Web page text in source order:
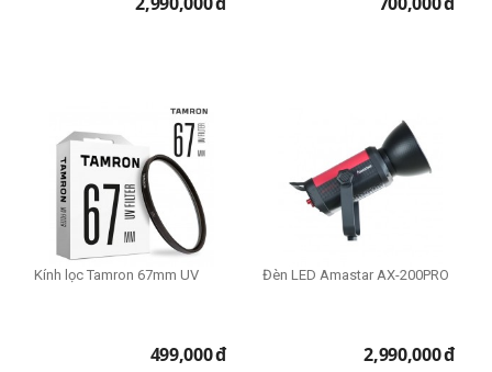
Kính lọc Tamron 67mm UV
499,000đ
Đèn LED Amastar AX-200PRO
2,990,000đ